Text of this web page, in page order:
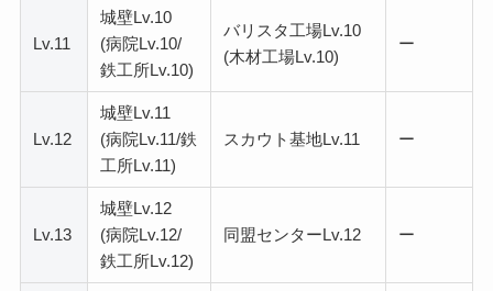
Lv.11
城壁Lv.10
(病院Lv.10/
鉄工所Lv.10)
バリスタ工場Lv.10
(木材工場Lv.10)
ー
Lv.12
城壁Lv.11
(病院Lv.11/鉄
工所Lv.11)
スカウト基地Lv.11 ー
Lv.13
城壁Lv.12
(病院Lv.12/
鉄工所Lv.12)
同盟センターLv.12 ー